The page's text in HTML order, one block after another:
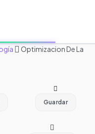
Optimizacion De La
Guardar